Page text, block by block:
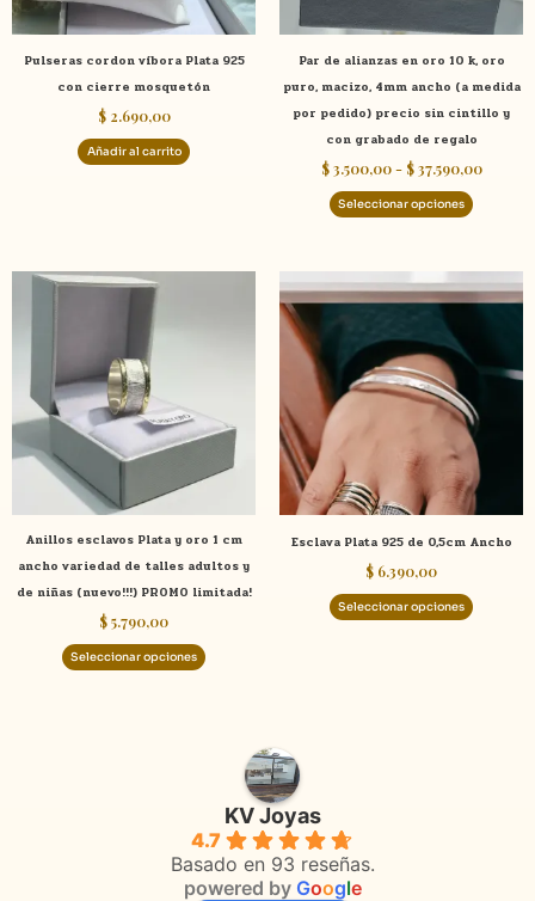
Pulseras cordon víbora Plata 925
con cierre mosquetón
$2.690,00
Añadir al carrito
Par de alianzas en oro 10 k, oro
puro, macizo, 4mm ancho (a medida
por pedido) precio sin cintillo y
con grabado de regalo
$3.500,00 - $37.590,00
Seleccionar opciones
pueden
elegir
en
la
página
de
Anillos esclavos Plata y oro 1 cm
ancho variedad de talles adultos y
de niñas (nuevo!!!) PROMO limitada!
$5.790,00
Seleccionar opciones
opciones
se
elegir
en
la
página
producto
Esclava Plata 925 de 0,5cm Ancho
$ 6.390,00
Seleccionar opciones
Este
Las
se
pueden
elegir
en
página
KV Joyas
4.7
Basado en 93 reseñas.
powered by Google